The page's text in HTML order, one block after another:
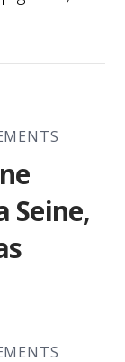
Seine,